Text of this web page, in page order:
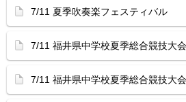
7/11 夏季吹奏楽フェスティバル
7/11 福井県中学校夏季総合競技大
7/11 福井県中学校夏季総合競技大